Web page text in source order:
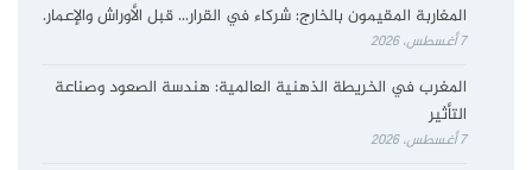
المغاربة المقيمون بالخارج: شركاء في القرار… قبل الأوراش والإعمار.
7 أغسطس، 2026
المغرب في الخريطة الذهنية العالمية: هندسة الصعود وصناعة
التأثير
7 أغسطس، 2026